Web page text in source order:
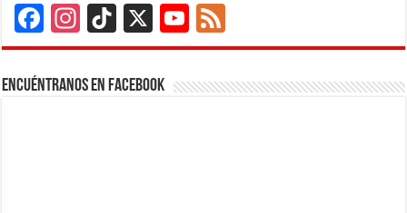
Facebook
Instagram
TikTok
X
YouTube
Channel
Encuéntranos en Facebook